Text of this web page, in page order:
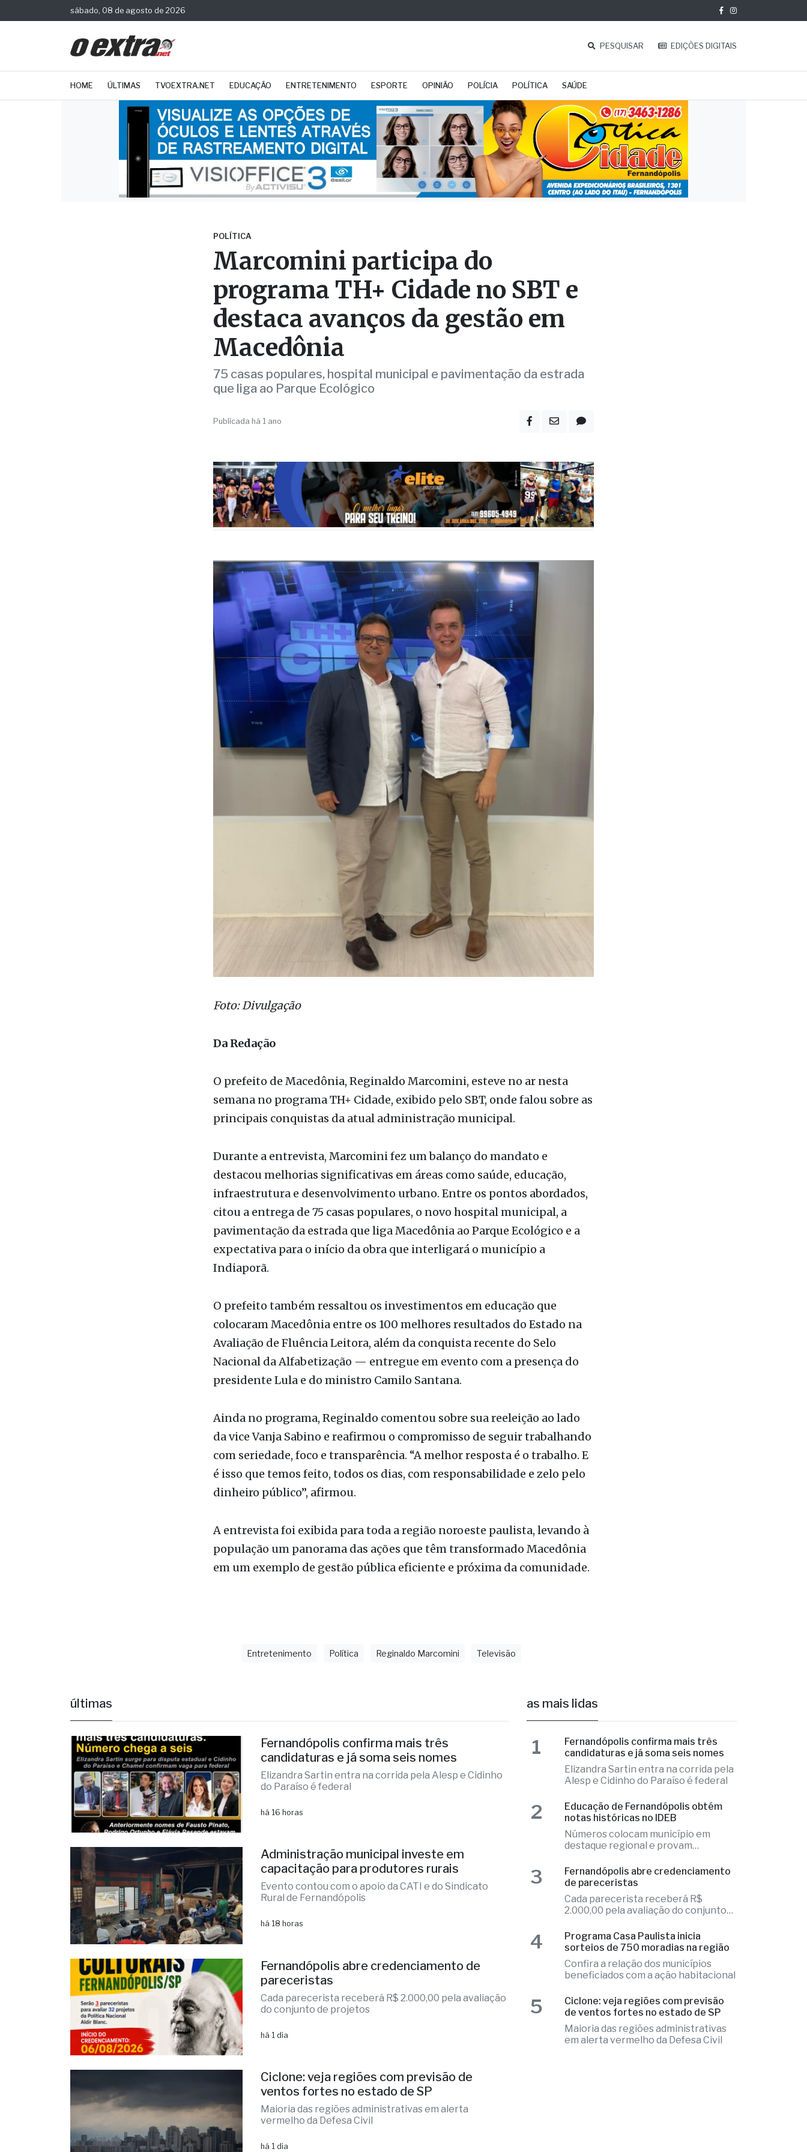
sábado, 08 de agosto de 2026
PESQUISAR EDIÇÕES DIGITAIS
HOME ÚLTIMAS TVOEXTRA.NET EDUCAÇÃO ENTRETENIMENTO ESPORTE OPINIÃO POLÍCIA POLÍTICA SAÚDE
POLÍTICA
Marcomini participa do
programa TH+ Cidade no SBT e
destaca avanços da gestão em
Macedônia
que liga ao Parque Ecológico
Foto: Divulgação
Da Redação
O prefeito de Macedônia, Reginaldo Marcomini, esteve no ar nesta
principais conquistas da atual administração municipal.
Durante a entrevista, Marcomini fez um balanço do mandato e
destacou melhorias significativas em áreas como saúde, educação,
infraestrutura e desenvolvimento urbano. Entre os pontos abordados,
citou a entrega de 75 casas populares, o novo hospital municipal, a
pavimentação da estrada que liga Macedônia ao Parque Ecológico e a
Indiaporã.
O prefeito também ressaltou os investimentos em educação que
colocaram Macedônia entre os 100 melhores resultados do Estado na
Avaliação de Fluência Leitora, além da conquista recente do Selo
presidente Lula e do ministro Camilo Santana.
Ainda no programa, Reginaldo comentou sobre sua reeleição ao lado
da vice Vanja Sabino e reafirmou o compromisso de seguir trabalhando
com seriedade, foco e transparência. “A melhor resposta é o trabalho. E
dinheiro público”, afirmou.
A entrevista foi exibida para toda a região noroeste paulista, levando à
últimas
Fernandópolis confirma mais três
candidaturas e já soma seis nomes
Elizandra Sartin entra na corrida pela Alesp e Cidinho
Administração municipal investe em
capacitação para produtores rurais
Evento contou com o apoio da CATI e do Sindicato
Fernandópolis abre credenciamento de
pareceristas
Cada parecerista receberá R$ 2.000,00 pela avaliação
Ciclone: veja regiões com previsão de
ventos fortes no estado de SP
Maioria das regiões administrativas em alerta
as mais lidas
Fernandópolis confirma mais três
candidaturas e já soma seis nomes
Elizandra Sartin entra na corrida pela
Alesp e Cidinho do Paraíso é federal
Educação de Fernandópolis obtém
notas históricas no IDEB
Números colocam município em
destaque regional e provam
excelência
Fernandópolis abre credenciamento
de pareceristas
Cada parecerista receberá R$
2.000,00 pela avaliação do conjunto
Programa Casa Paulista inicia
sorteios de 750 moradias na região
Confira a relação dos municípios
beneficiados com a ação habitacional
Ciclone: veja regiões com previsão
de ventos fortes no estado de SP